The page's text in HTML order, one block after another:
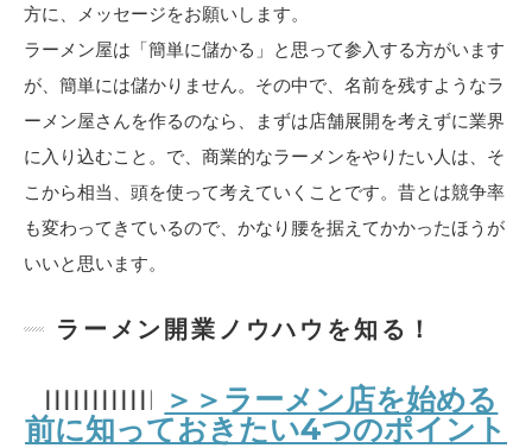
方に、メッセージをお願いします。
ラーメン屋は「簡単に儲かる」と思って参入する方がいます
が、簡単には儲かりません。その中で、名前を残すようなラ
ーメン屋さんを作るのなら、まずは店舗展開を考えずに業界
に入り込むこと。で、商業的なラーメンをやりたい人は、そ
こから相当、頭を使って考えていくことです。昔とは競争率
も変わってきているので、かなり腰を据えてかかったほうが
いいと思います。
ラーメン開業ノウハウを知る！
＞＞ラーメン店を始める
前に知っておきたい4つのポイント